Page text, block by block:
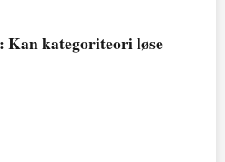
Kan kategoriteori løse